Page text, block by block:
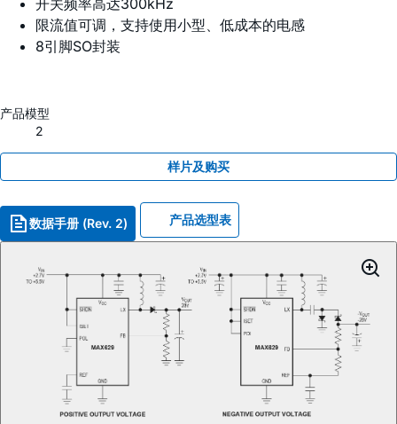
开关频率高达300kHz
限流值可调，支持使用小型、低成本的电感
8引脚SO封装
产品模型
2
样片及购买
数据手册 (Rev. 2) 产品选型表